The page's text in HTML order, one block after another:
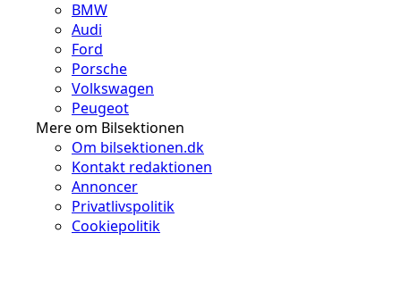
BMW
Audi
Ford
Porsche
Volkswagen
Peugeot
Mere om Bilsektionen
Om bilsektionen.dk
Kontakt redaktionen
Annoncer
Privatlivspolitik
Cookiepolitik